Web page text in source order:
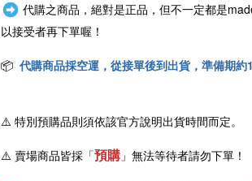
代購之商品，絕對是正品，但不一定都是
以接受者再下單喔！
📦 代購商品採空運，從接單後到出貨，準備期約
⚠️特別預購品則須依該官方說明出貨時間而定。
⚠️ 賣場商品皆採 「預購 」無法等待者請勿下單！